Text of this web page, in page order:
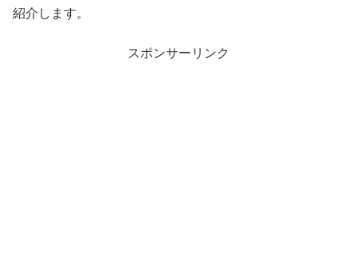
紹介します。
スポンサーリンク